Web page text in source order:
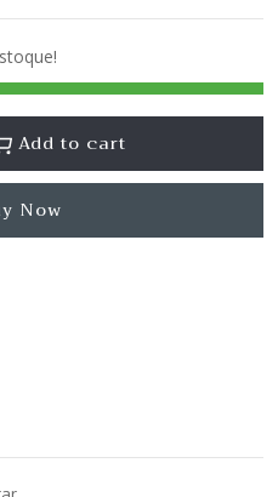
Add to cart
Now